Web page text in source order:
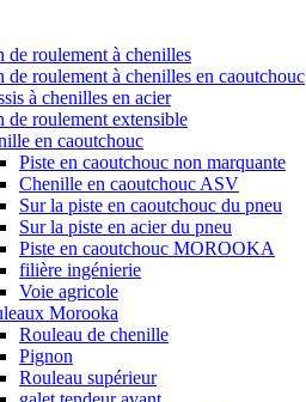
de roulement à chenilles
de roulement à chenilles en caoutchouc
à chenilles en acier
de roulement extensible
en caoutchouc
Piste en caoutchouc non marquante
Chenille en caoutchouc ASV
Sur la piste en caoutchouc du pneu
Sur la piste en acier du pneu
Piste en caoutchouc MOROOKA
filière ingénierie
Voie agricole
Morooka
Rouleau de chenille
Pignon
Rouleau supérieur